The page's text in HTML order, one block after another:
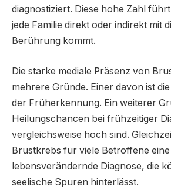
diagnostiziert. Diese hohe Zahl
jede Familie direkt oder indirekt mit
Berührung kommt.
Die starke mediale Präsenz von
mehrere Gründe. Einer davon ist
der Früherkennung. Ein weiterer
Heilungschancen bei frühzeitiger
vergleichsweise hoch sind.
Brustkrebs für viele Betroffene eine
lebensverändernde Diagnose, die
seelische Spuren hinterlässt.